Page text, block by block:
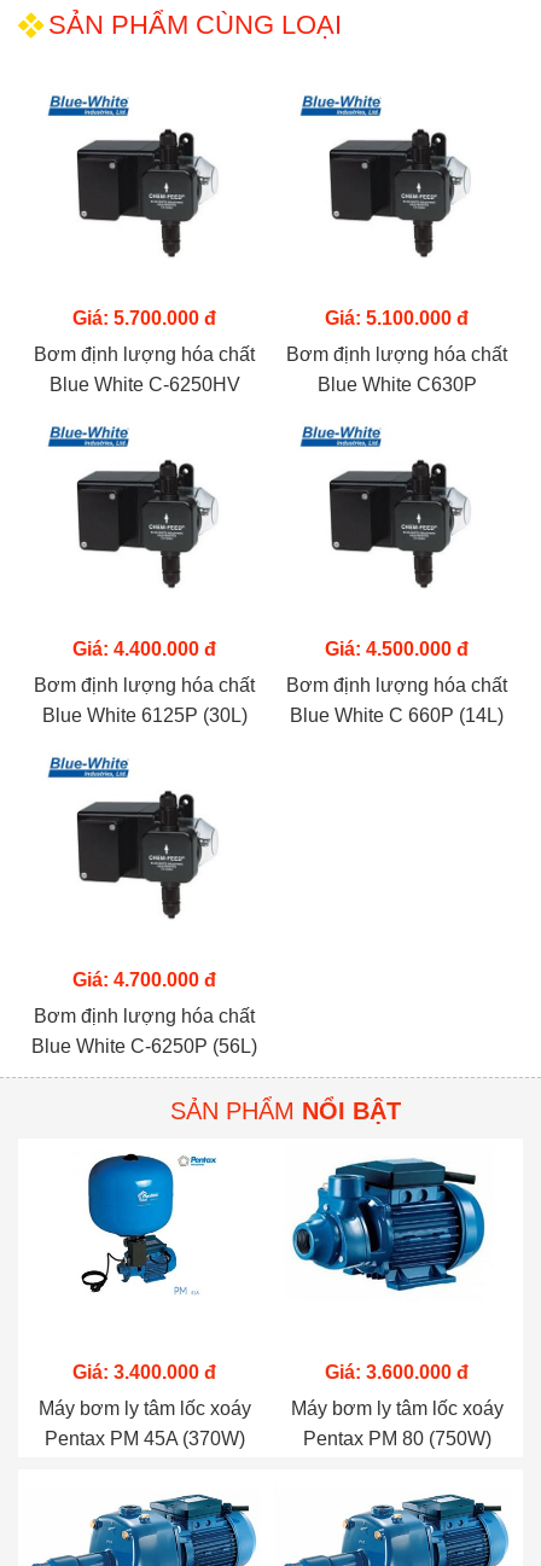
SẢN PHẨM CÙNG LOẠI
Giá: 5.700.000 đ
Bơm định lượng hóa chất
Blue White C-6250HV
Giá: 5.100.000 đ
Bơm định lượng hóa chất
Blue White C630P
Giá: 4.400.000 đ
Bơm định lượng hóa chất
Blue White 6125P (30L)
Giá: 4.500.000 đ
Bơm định lượng hóa chất
Blue White C 660P (14L)
Giá: 4.700.000 đ
Bơm định lượng hóa chất
Blue White C-6250P (56L)
SẢN PHẨM NỔI BẬT
Giá: 3.400.000 đ
Máy bơm ly tâm lốc xoáy
Pentax PM 45A (370W)
Giá: 3.600.000 đ
Máy bơm ly tâm lốc xoáy
Pentax PM 80 (750W)